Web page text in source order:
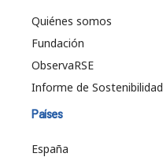
Quiénes somos
Fundación
ObservaRSE
Informe de Sostenibilidad
Países
España